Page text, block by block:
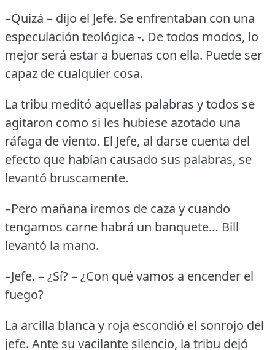
–Quizá – dijo el Jefe. Se enfrentaban con una
especulación teológica -. De todos modos, lo
mejor será estar a buenas con ella. Puede ser
capaz de cualquier cosa.
La tribu meditó aquellas palabras y todos se
agitaron como si les hubiese azotado una
ráfaga de viento. El Jefe, al darse cuenta del
efecto que habían causado sus palabras, se
levantó bruscamente.
–Pero mañana iremos de caza y cuando
tengamos carne habrá un banquete… Bill
levantó la mano.
–Jefe. – ¿Sí?– ¿Con qué vamos a encender el
fuego?
La arcilla blanca y roja escondió el sonrojo del
jefe. Ante su vacilante silencio, la tribu dejó